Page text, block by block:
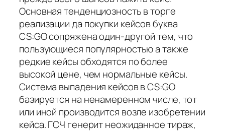
Основная тенденциозность в торге
реализации да покупки кейсов буква
CS:GO сопряжена один-другой тем, что
пользующиеся популярностью а также
редкие кейсы обходятся по более
высокой цене, чем нормальные кейсы.
Система выпадения кейсов в CS:GO
базируется на ненамеренном числе, тот
или иной производится возле изобретении
кейса. ГСЧ генерит неожиданное тираж,